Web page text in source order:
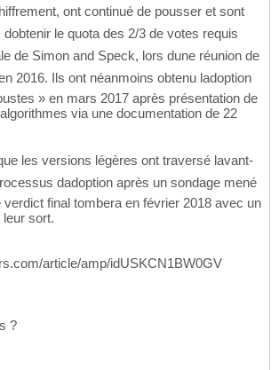
ont continué de pousser et sont
le quota des 2/3 de votes requis
de Simon and Speck, lors dune réunion de
2016. Ils ont néanmoins obtenu ladoption
» en mars 2017 après présentation de
via une documentation de 22
les versions légères ont traversé lavant-
dadoption après un sondage mené
verdict final tombera en février 2018 avec un
sort.
article/amp/idUSKCN1BW0GV
?